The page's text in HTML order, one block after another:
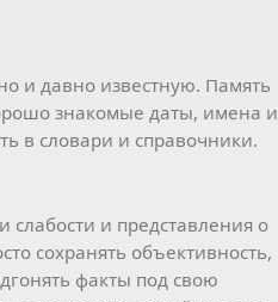
и давно известную. Память
знакомые даты, имена и
в словари и справочники.
слабости и представления о
сохранять объективность,
факты под свою